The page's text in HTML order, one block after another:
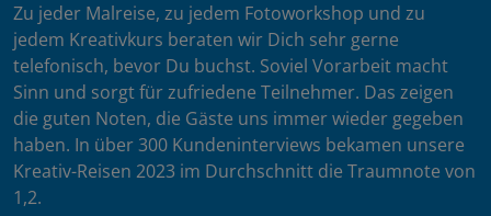
Zu jeder Malreise, zu jedem Fotoworkshop und zu
jedem Kreativkurs beraten wir Dich sehr gerne
telefonisch, bevor Du buchst. Soviel Vorarbeit macht
Sinn und sorgt für zufriedene Teilnehmer. Das zeigen
die guten Noten, die Gäste uns immer wieder gegeben
haben. In über 300 Kundeninterviews bekamen unsere
Kreativ-Reisen 2023 im Durchschnitt die Traumnote von
1,2.